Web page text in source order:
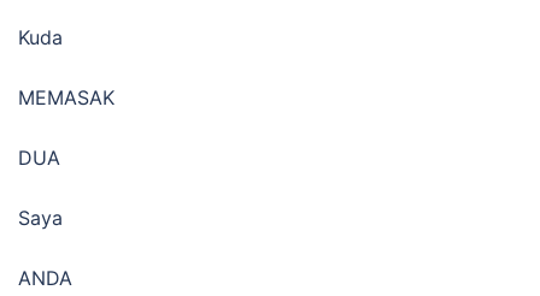
Kuda
MEMASAK
DUA
Saya
ANDA